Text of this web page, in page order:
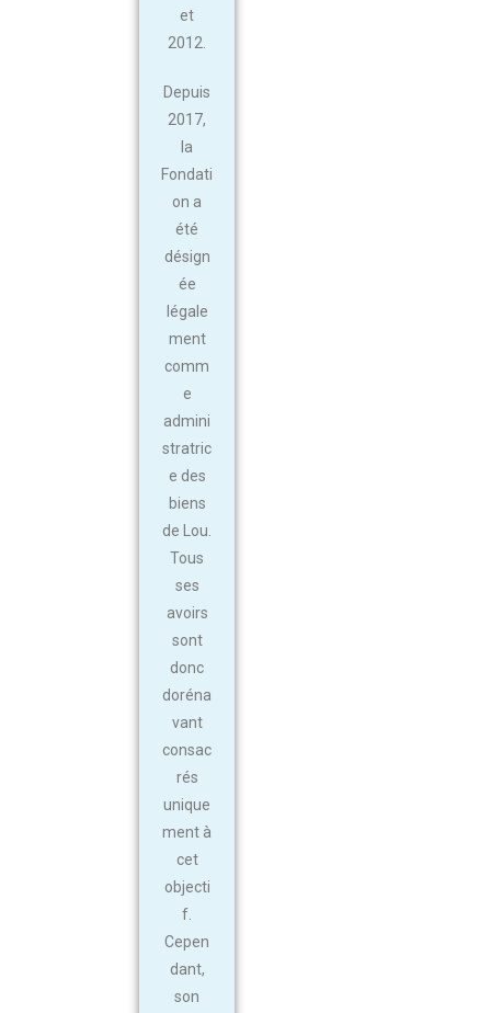
et
2012.
Depuis
2017,
la
Fondati
on a
été
désign
ée
légale
ment
comm
e
admini
stratric
e des
biens
de Lou.
Tous
ses
avoirs
sont
donc
doréna
vant
consac
rés
unique
ment à
cet
objecti
f.
Cepen
dant,
son